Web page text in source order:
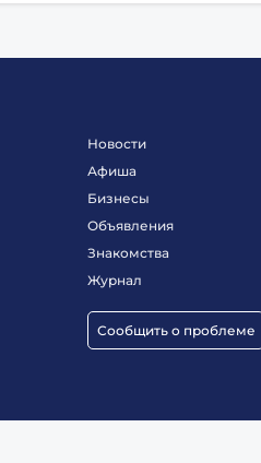
Новости
Афиша
Бизнесы
Объявления
Знакомства
Журнал
Сообщить о проблеме